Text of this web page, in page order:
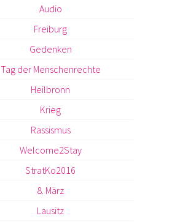
Audio
Freiburg
Gedenken
Tag der Menschenrechte
Heilbronn
Krieg
Rassismus
Welcome2Stay
StratKo2016
8. März
Lausitz